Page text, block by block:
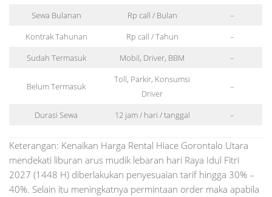
Sewa Bulanan
Rp call / Bulan
–
Kontrak Tahunan
Rp call / Tahun
–
Sudah Termasuk
Mobil, Driver, BBM –
Belum Termasuk
Toll, Parkir, Konsumsi
Driver
–
Durasi Sewa 12 jam / hari / tanggal –
Keterangan: Kenaikan Harga Rental Hiace Gorontalo Utara
mendekati liburan arus mudik lebaran hari Raya Idul Fitri
2027 (1448 H) diberlakukan penyesuaian tarif hingga 30% –
40%. Selain itu meningkatnya permintaan order maka apabila